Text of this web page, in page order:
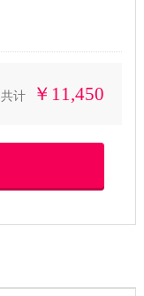
共计 ￥11,450